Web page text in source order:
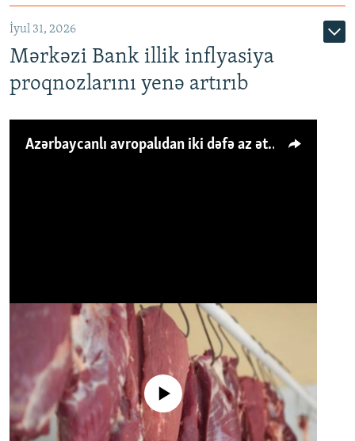
İyul 31, 2026
Mərkəzi Bank illik inflyasiya
proqnozlarını yenə artırıb
Azərbaycanlı avropalıdan iki dəfə az ət yeyir, amma... 'Qiymət artımı qaçılmazdır'
No media source currently available